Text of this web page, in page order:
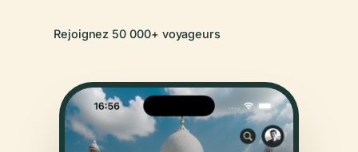
Rejoignez 50 000+ voyageurs